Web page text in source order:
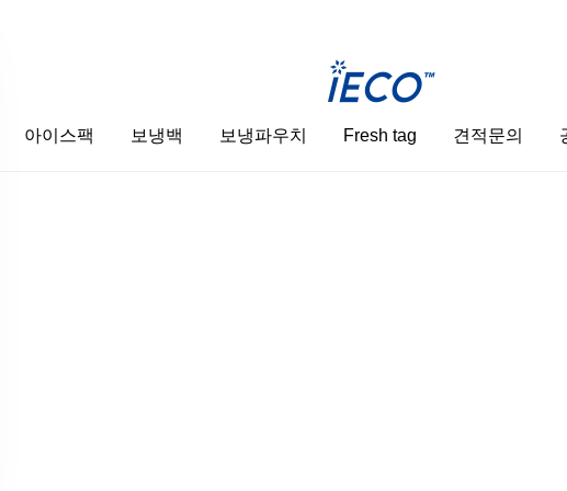
아이스팩 보냉백 보냉파우치 Fresh tag 견적문의